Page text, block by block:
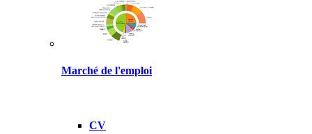
Marché de l'emploi
CV